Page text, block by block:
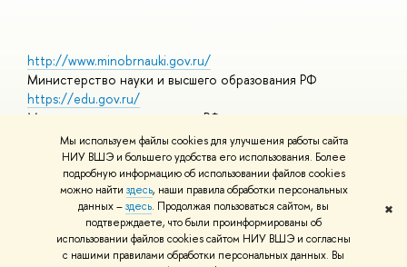
Мы используем файлы cookies для улучшения работы сайта
НИУ ВШЭ и большего удобства его использования. Более
подробную информацию об использовании файлов cookies
можно найти здесь, наши правила обработки персональных
данных –здесь. Продолжая пользоваться сайтом, вы
подтверждаете, что были проинформированы об
использовании файлов cookies сайтом НИУ ВШЭ и согласны
с нашими правилами обработки персональных данных. Вы
✖
http://www.minobrnauki.gov.ru/
Министерство науки и высшего образования РФ
https://edu.gov.ru/
Министерство просвещения РФ
https://elearning.hse.ru/mooc
Массовые открытые онлайн-курсы
© НИУ ВШЭ 1993–2026 Адреса и контактыУсловия
использования материалов Политика конфиденциальности
Шрифты HSE Sans и HSE Slab разработаны вШколе дизайна НИУ